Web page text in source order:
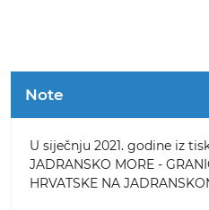
Note
U siječnju 2021. godine iz
JADRANSKO MORE -
HRVATSKE NA